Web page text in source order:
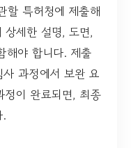
할 특허청에 제출해
상세한 설명, 도면,
해야 합니다. 제출
과정에서 보완 요
정이 완료되면, 최종
.